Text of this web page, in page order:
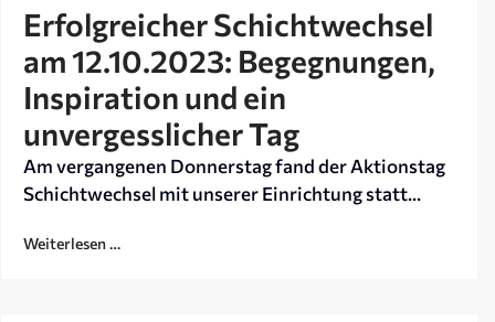
Erfolgreicher Schichtwechsel
am 12.10.2023: Begegnungen,
Inspiration und ein
unvergesslicher Tag
Am vergangenen Donnerstag fand der Aktionstag
Schichtwechsel mit unserer Einrichtung statt...
Weiterlesen …